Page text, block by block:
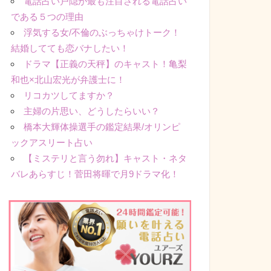
である５つの理由
浮気する女/不倫のぶっちゃけトーク！
結婚してても恋バナしたい！
ドラマ【正義の天秤】のキャスト！亀梨
和也×北山宏光が弁護士に！
リコカツしてますか？
主婦の片思い、どうしたらいい？
橋本大輝体操選手の鑑定結果/オリンピ
ックアスリート占い
【ミステリと言う勿れ】キャスト・ネタ
バレあらすじ！菅田将暉で月9ドラマ化！